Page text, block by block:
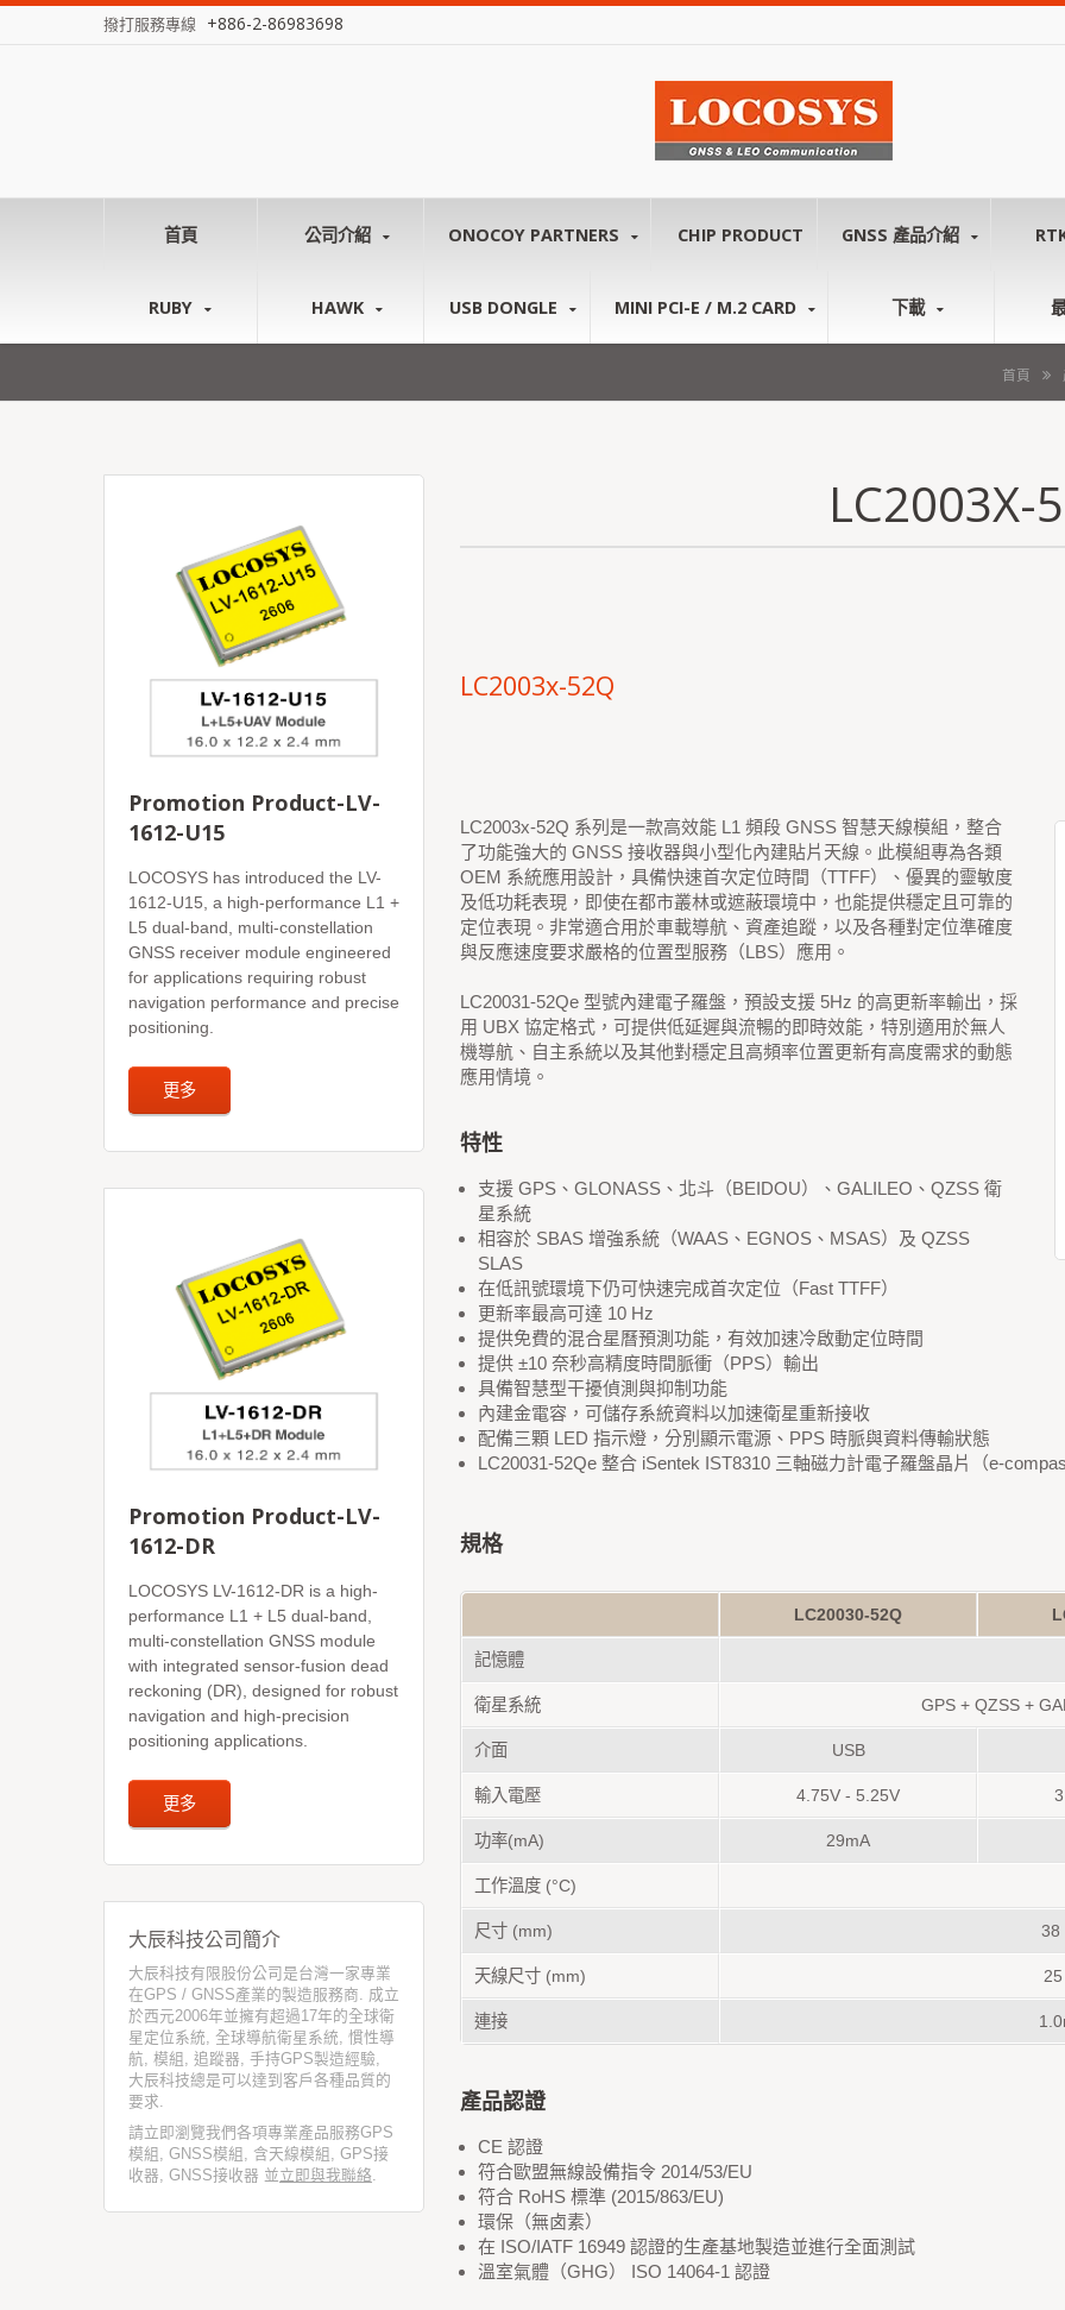
撥打服務專線 +886-2-86983698
首頁 公司介紹 ONOCOY PARTNERS CHIP PRODUCT GNSS 產品介紹
RUBY HAWK USB DONGLE MINI PCI-E / M.2 CARD 下載
首頁
Promotion Product-LV-
1612-U15
LOCOSYS has introduced the LV-
1612-U15, a high-performance L1 +
L5 dual-band, multi-constellation
GNSS receiver module engineered
for applications requiring robust
navigation performance and precise
positioning.
更多
Promotion Product-LV-
1612-DR
LOCOSYS LV-1612-DR is a high-
performance L1 + L5 dual-band,
multi-constellation GNSS module
with integrated sensor-fusion dead
reckoning (DR), designed for robust
navigation and high-precision
positioning applications.
更多
大辰科技公司簡介
大辰科技有限股份公司是台灣一家專業
在GPS / GNSS產業的製造服務商. 成立
於西元2006年並擁有超過17年的全球衛
星定位系統, 全球導航衛星系統, 慣性導
航, 模組, 追蹤器, 手持GPS製造經驗,
大辰科技總是可以達到客戶各種品質的
要求.
請立即瀏覽我們各項專業產品服務GPS
模組, GNSS模組, 含天線模組, GPS接
收器, GNSS接收器 並立即與我聯絡.
LC2003X-
LC2003x-52Q
LC2003x-52Q 系列是一款高效能 L1 頻段 GNSS 智慧天線模組，整合
了功能強大的 GNSS 接收器與小型化內建貼片天線。此模組專為各類
OEM 系統應用設計，具備快速首次定位時間（TTFF）、優異的靈敏度
及低功耗表現，即使在都市叢林或遮蔽環境中，也能提供穩定且可靠的
定位表現。非常適合用於車載導航、資產追蹤，以及各種對定位準確度
與反應速度要求嚴格的位置型服務（LBS）應用。
LC20031-52Qe 型號內建電子羅盤，預設支援 5Hz 的高更新率輸出，採
用 UBX 協定格式，可提供低延遲與流暢的即時效能，特別適用於無人
機導航、自主系統以及其他對穩定且高頻率位置更新有高度需求的動態
應用情境。
特性
支援 GPS、GLONASS、北斗（BEIDOU）、GALILEO、QZSS 衛
星系統
相容於 SBAS 增強系統（WAAS、EGNOS、MSAS）及 QZSS
SLAS
在低訊號環境下仍可快速完成首次定位（Fast TTFF）
更新率最高可達 10 Hz
提供免費的混合星曆預測功能，有效加速冷啟動定位時間
提供 ±10 奈秒高精度時間脈衝（PPS）輸出
具備智慧型干擾偵測與抑制功能
內建金電容，可儲存系統資料以加速衛星重新接收
配備三顆 LED 指示燈，分別顯示電源、PPS 時脈與資料傳輸狀態
LC20031-52Qe 整合 iSentek IST8310 三軸磁力計電子羅盤晶片（e-
規格
LC20030-52Q
記憶體
衛星系統 GPS + QZSS +
介面 USB
輸入電壓 4.75V - 5.25V
功率(mA) 29mA
工作溫度 (°C)
尺寸 (mm) 38
天線尺寸 (mm)
連接
產品認證
CE 認證
符合歐盟無線設備指令 2014/53/EU
符合 RoHS 標準 (2015/863/EU)
環保（無卤素）
在 ISO/IATF 16949 認證的生產基地製造並進行全面測試
溫室氣體（GHG） ISO 14064-1 認證